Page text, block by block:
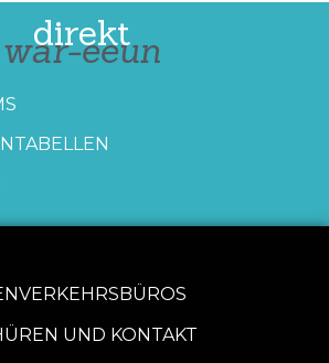
direkt
war-eeun
UND KONTAKT